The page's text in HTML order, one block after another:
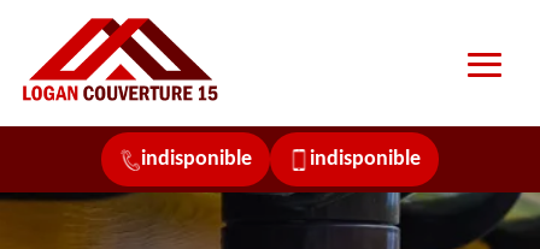
indisponible indisponible